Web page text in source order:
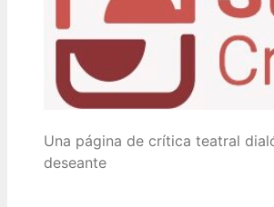
Una página de crítica teatral
deseante